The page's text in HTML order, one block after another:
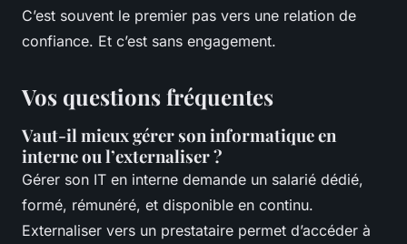
C’est souvent le premier pas vers une relation de
confiance. Et c’est sans engagement.
Vos questions fréquentes
Vaut-il mieux gérer son informatique en
interne ou l’externaliser ?
Gérer son IT en interne demande un salarié dédié,
formé, rémunéré, et disponible en continu.
Externaliser vers un prestataire permet d’accéder à